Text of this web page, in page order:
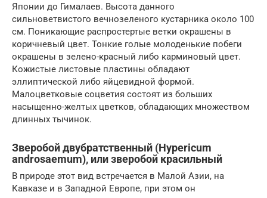
Японии до Гималаев. Высота данного
сильноветвистого вечнозеленого кустарника около 100
см. Поникающие распростертые ветки окрашены в
коричневый цвет. Тонкие голые молоденькие побеги
окрашены в зелено-красный либо карминовый цвет.
Кожистые листовые пластины обладают
эллиптической либо яйцевидной формой.
Малоцветковые соцветия состоят из больших
насыщенно-желтых цветков, обладающих множеством
длинных тычинок.
Зверобой двубратственный (Hypericum
androsaemum), или зверобой красильный
В природе этот вид встречается в Малой Азии, на
Кавказе и в Западной Европе, при этом он